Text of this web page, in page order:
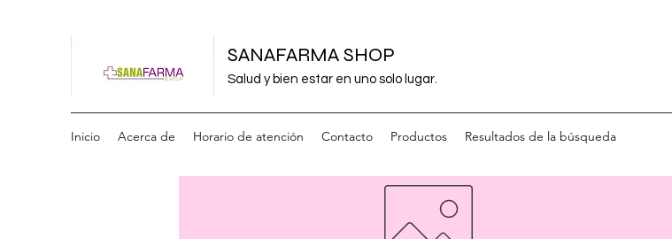
SANAFARMA SHOP
Salud y bien estar en uno solo lugar.
Inicio Acerca de Horario de atención Contacto Productos Resultados de la búsqueda